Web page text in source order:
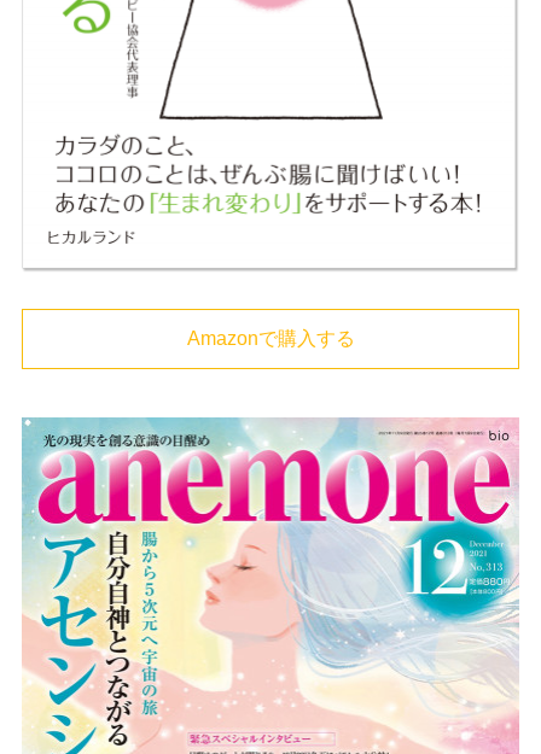
Amazonで購入する